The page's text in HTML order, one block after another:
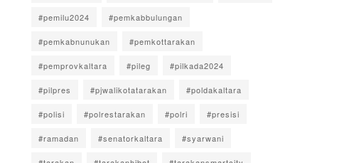
#pemilu2024 #pemkabbulungan
#pemkabnunukan #pemkottarakan
#pemprovkaltara #pileg #pilkada2024
#pilpres #pjwalikotatarakan #poldakaltara
#polisi #polrestarakan #polri #presisi
#ramadan #senatorkaltara #syarwani